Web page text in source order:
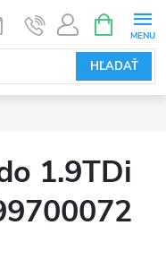
HĽADAŤ
KOŠÍK
1.9TDi